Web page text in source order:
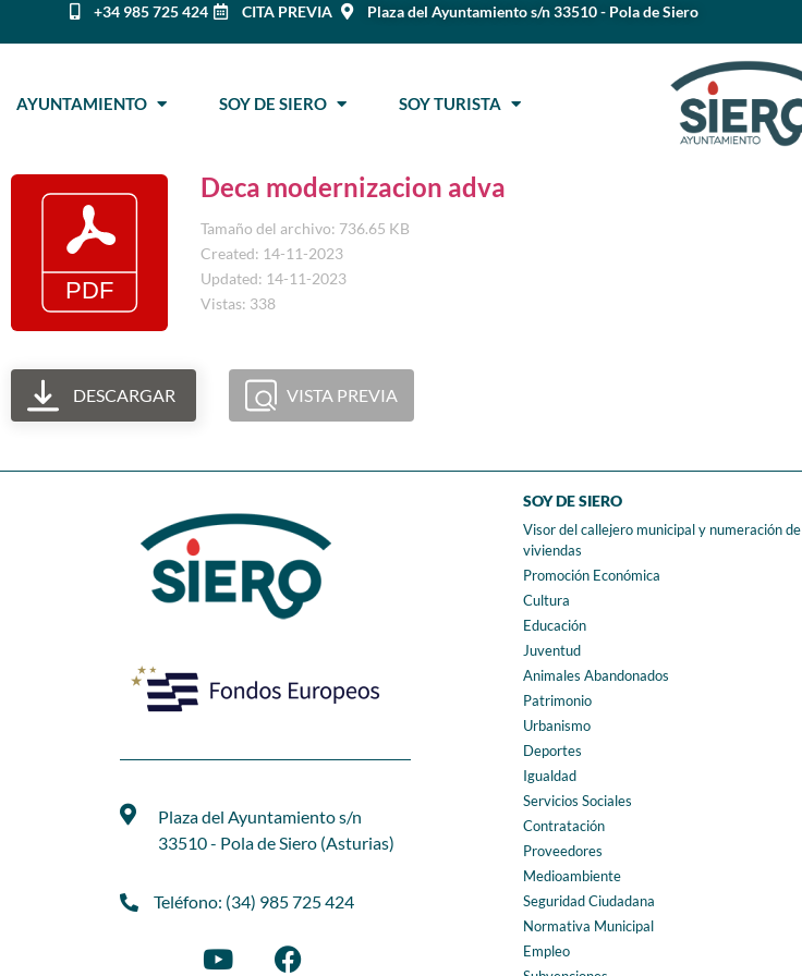
+34 985 725 424 CITA PREVIA Plaza del Ayuntamiento s/n 33510 - Pola de Siero
AYUNTAMIENTO SOY DE SIERO SOY TURISTA
Deca modernizacion adva
Tamaño del archivo: 736.65 KB
Created: 14-11-2023
Updated: 14-11-2023
Vistas: 338
DESCARGAR VISTA PREVIA
Plaza del Ayuntamiento s/n
33510 - Pola de Siero (Asturias)
Teléfono: (34) 985 725 424
SOY DE SIERO
Visor del callejero municipal y numeración de
viviendas
Promoción Económica
Cultura
Educación
Juventud
Animales Abandonados
Patrimonio
Urbanismo
Deportes
Igualdad
Servicios Sociales
Contratación
Proveedores
Medioambiente
Seguridad Ciudadana
Normativa Municipal
Empleo